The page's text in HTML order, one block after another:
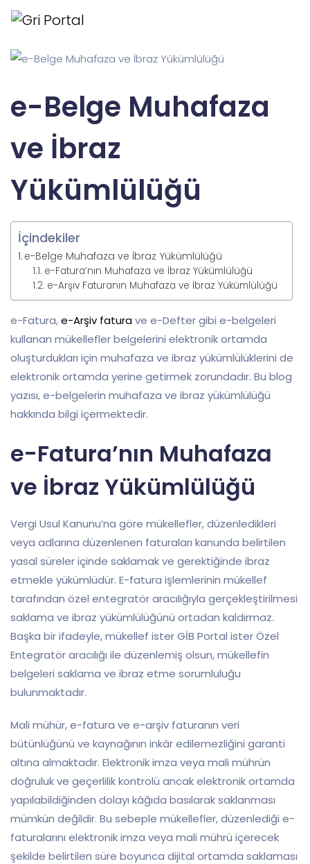
e-Belge Muhafaza
ve İbraz
Yükümlülüğü
İçindekiler
e-Belge Muhafaza ve İbraz Yükümlülüğü
e-Fatura’nın Muhafaza ve İbraz Yükümlülüğü
e-Arşiv Faturanın Muhafaza ve İbraz Yükümlülüğü
e-Fatura,e-Arşiv faturave e-Defter gibi e-belgeleri
kullanan mükellefler belgelerini elektronik ortamda
oluşturdukları için muhafaza ve ibraz yükümlülüklerini de
elektronik ortamda yerine getirmek zorundadır. Bu blog
yazısı, e-belgelerin muhafaza ve ibraz yükümlülüğü
hakkında bilgi içermektedir.
e-Fatura’nın Muhafaza
ve İbraz Yükümlülüğü
Vergi Usul Kanunu’na göre mükellefler, düzenledikleri
veya adlarına düzenlenen faturaları kanunda belirtilen
yasal süreler içinde saklamak ve gerektiğinde ibraz
etmekle yükümlüdür. E-fatura işlemlerinin mükellef
tarafından özel entegratör aracılığıyla gerçekleştirilmesi
saklama ve ibraz yükümlülüğünü ortadan kaldırmaz.
Başka bir ifadeyle, mükellef ister GİB Portal ister Özel
Entegratör aracılığı ile düzenlemiş olsun, mükellefin
belgeleri saklama ve ibraz etme sorumluluğu
bulunmaktadır.
Mali mühür, e-fatura ve e-arşiv faturanın veri
bütünlüğünü ve kaynağının inkâr edilemezliğini garanti
altına almaktadır. Elektronik imza veya mali mührün
doğruluk ve geçerlilik kontrolü ancak elektronik ortamda
yapılabildiğinden dolayı kâğıda basılarak saklanması
mümkün değildir. Bu sebeple mükellefler, düzenlediği e-
faturalarını elektronik imza veya mali mührü içerecek
şekilde belirtilen süre boyunca dijital ortamda saklaması